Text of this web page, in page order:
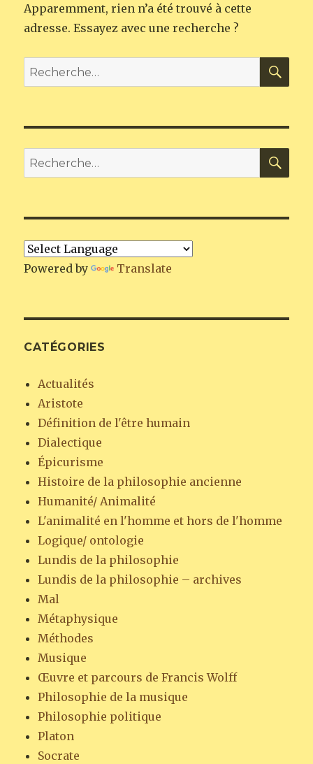
Apparemment, rien n’a été trouvé à cette
adresse. Essayez avec une recherche ?
Recherche
pour
Recherche
pour
Powered by Translate
CATÉGORIES
Actualités
Aristote
Définition de l'être humain
Dialectique
Épicurisme
Histoire de la philosophie ancienne
Humanité/ Animalité
L'animalité en l'homme et hors de l'homme
Logique/ ontologie
Lundis de la philosophie
Lundis de la philosophie – archives
Mal
Métaphysique
Méthodes
Musique
Œuvre et parcours de Francis Wolff
Philosophie de la musique
Philosophie politique
Platon
Socrate